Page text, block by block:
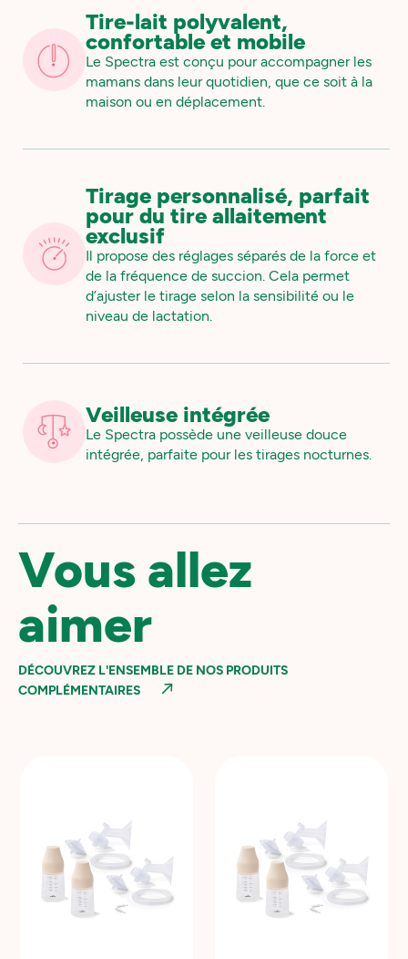
Tire-lait polyvalent,
confortable et mobile
Le Spectra est conçu pour accompagner les
mamans dans leur quotidien, que ce soit à la
maison ou en déplacement.
Tirage personnalisé, parfait
pour du tire allaitement
exclusif
Il propose des réglages séparés de la force et
de la fréquence de succion. Cela permet
d’ajuster le tirage selon la sensibilité ou le
niveau de lactation.
Veilleuse intégrée
Le Spectra possède une veilleuse douce
intégrée, parfaite pour les tirages nocturnes.
Vous allez
aimer
DÉCOUVREZ L'ENSEMBLE DE NOS PRODUITS
COMPLÉMENTAIRES